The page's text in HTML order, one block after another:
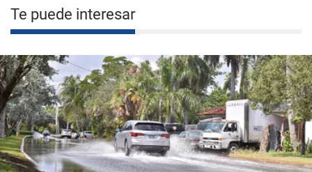
Te puede interesar